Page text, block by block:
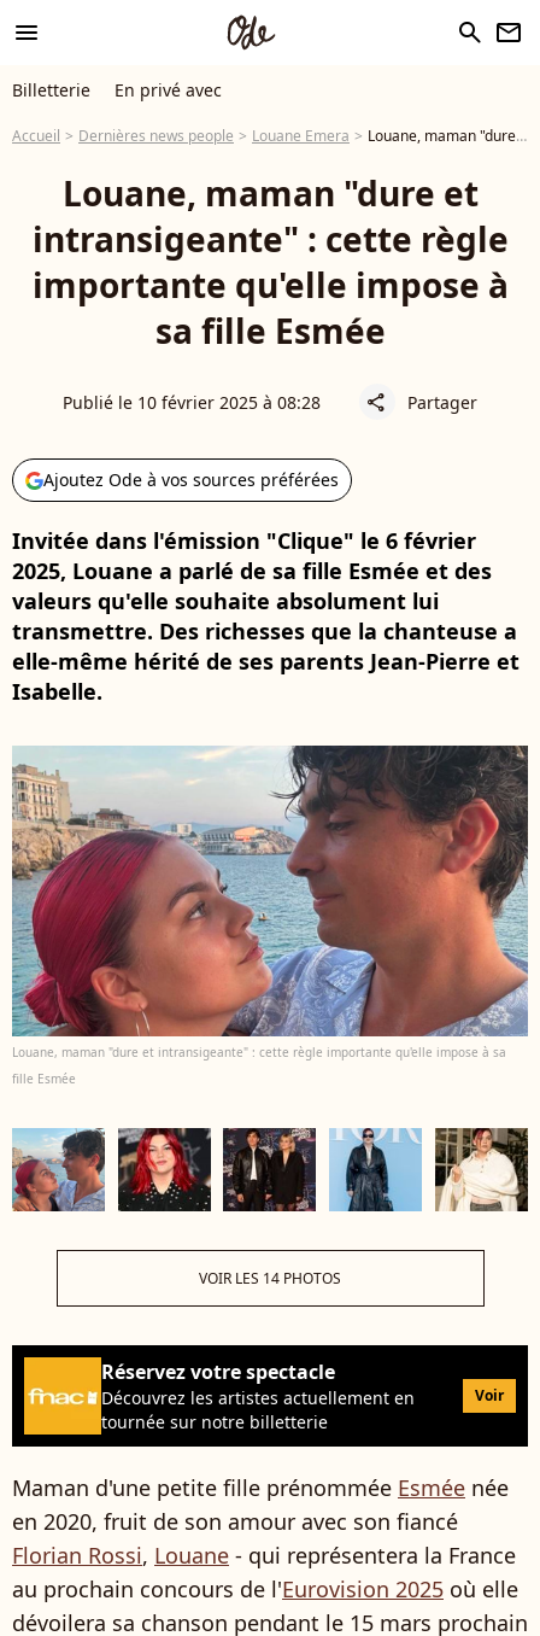
menu search newsletter
Billetterie En privé avec
Accueil Dernières news people Louane Emera Louane, maman "dure et intransigeante" : cette règle importante qu'elle impose à sa fille Esmée
Louane, maman "dure et
intransigeante" : cette règle
importante qu'elle impose à
sa fille Esmée
Publié le 10 février 2025 à 08:28 share Partager
Ajoutez Ode à vos sources préférées
Invitée dans l'émission "Clique" le 6 février
2025, Louane a parlé de sa fille Esmée et des
valeurs qu'elle souhaite absolument lui
transmettre. Des richesses que la chanteuse a
elle-même hérité de ses parents Jean-Pierre et
Isabelle.
Louane, maman "dure et intransigeante" : cette règle importante qu'elle impose à sa
fille Esmée
VOIR LES 14 PHOTOS
Réservez votre spectacle
Découvrez les artistes actuellement en
tournée sur notre billetterie
Voir
Maman d'une petite fille prénommée Esmée née
en 2020, fruit de son amour avec son fiancé
Florian Rossi, Louane - qui représentera la France
au prochain concours de l'Eurovision 2025 où elle
dévoilera sa chanson pendant le 15 mars prochain